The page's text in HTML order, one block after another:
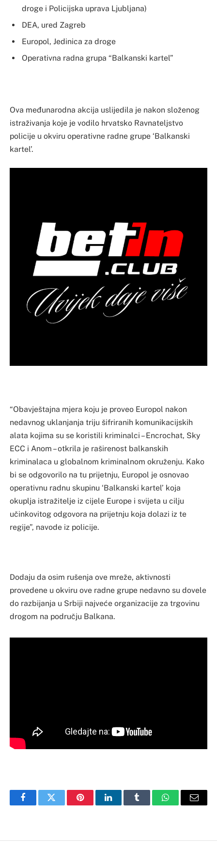
droge i Policijska uprava Ljubljana)
DEA, ured Zagreb
Europol, Jedinica za droge
Operativna radna grupa “Balkanski kartel”
Ova međunarodna akcija uslijedila je nakon složenog
istraživanja koje je vodilo hrvatsko Ravnateljstvo
policije u okviru operativne radne grupe ‘Balkanski
kartel’.
“Obavještajna mjera koju je proveo Europol nakon
nedavnog uklanjanja triju šifriranih komunikacijskih
alata kojima su se koristili kriminalci – Encrochat, Sky
ECC i Anom – otkrila je raširenost balkanskih
kriminalaca u globalnom kriminalnom okruženju. Kako
bi se odgovorilo na tu prijetnju, Europol je osnovao
operativnu radnu skupinu ‘Balkanski kartel’ koja
okuplja istražitelje iz cijele Europe i svijeta u cilju
učinkovitog odgovora na prijetnju koja dolazi iz te
regije”, navode iz policije.
Dodaju da osim rušenja ove mreže, aktivnosti
provedene u okviru ove radne grupe nedavno su dovele
do razbijanja u Srbiji najveće organizacije za trgovinu
drogom na području Balkana.
FacebookTwitter PinterestLinkedInTumblr WhatsAppEmail